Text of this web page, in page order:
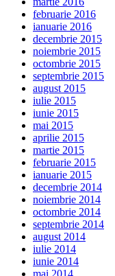
februarie 2016
ianuarie 2016
decembrie 2015
noiembrie 2015
octombrie 2015
septembrie 2015
august 2015
iulie 2015
iunie 2015
mai 2015
aprilie 2015
martie 2015
februarie 2015
ianuarie 2015
decembrie 2014
noiembrie 2014
octombrie 2014
septembrie 2014
august 2014
iulie 2014
iunie 2014
mai 2014